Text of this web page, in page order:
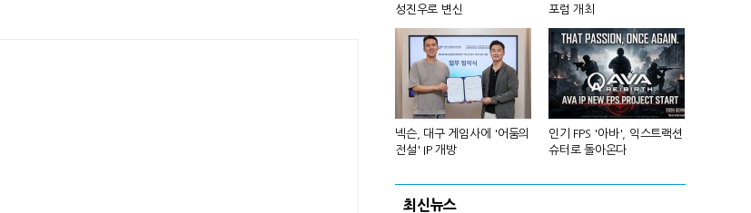
성진우로 변신
포럼 개최
넥슨, 대구 게임사에 '어둠의
전설' IP 개방
인기 FPS '아바', 익스트랙션
슈터로 돌아온다
최신뉴스